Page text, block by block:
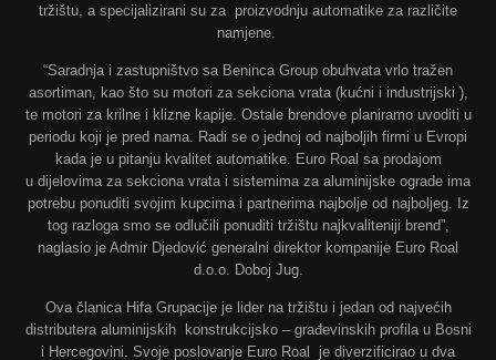
tržištu, a specijalizirani su za proizvodnju automatike za različite
namjene.
“Saradnja i zastupništvo sa Beninca Group obuhvata vrlo tražen
asortiman, kao što su motori za sekciona vrata (kućni i industrijski ),
te motori za krilne i klizne kapije. Ostale brendove planiramo uvoditi u
periodu koji je pred nama. Radi se o jednoj od najboljih firmi u Evropi
kada je u pitanju kvalitet automatike. Euro Roal sa prodajom
u dijelovima za sekciona vrata i sistemima za aluminijske ograde ima
potrebu ponuditi svojim kupcima i partnerima najbolje od najboljeg. Iz
tog razloga smo se odlučili ponuditi tržištu najkvaliteniji brend”,
naglasio je Admir Djedović generalni direktor kompanije Euro Roal
d.o.o. Doboj Jug.
Ova članica Hifa Grupacije je lider na tržištu i jedan od najvećih
distributera aluminijskih konstrukcijsko – građevinskih profila u Bosni
i Hercegovini. Svoje poslovanje Euro Roal je diverzificirao u dva